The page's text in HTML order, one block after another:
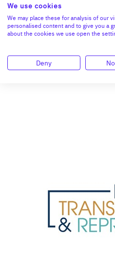
We use cookies
We may place these for analysis of our
personalised content and to give you a
about the cookies we use open the
Deny